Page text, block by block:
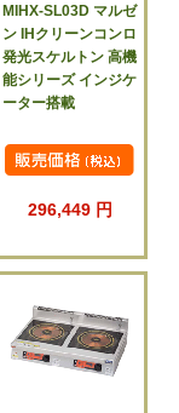
MIHX-SL03D マルゼ
ン IHクリーンコンロ
発光スケルトン 高機
能シリーズ インジケ
ーター搭載
296,449 円